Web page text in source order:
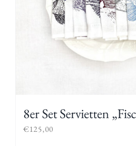
8er Set Servietten
€125,00